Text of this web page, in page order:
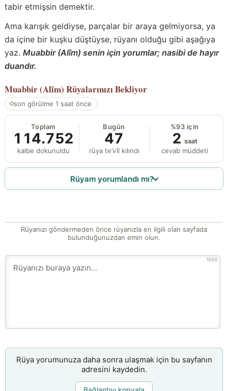
tabir etmişsin demektir.
Ama karışık geldiyse, parçalar bir araya gelmiyorsa, ya
da içine bir kuşku düştüyse, rüyanı olduğu gibi aşağıya
yaz. Muabbir (Alîm) senin için yorumlar; nasibi de hayır
duandır.
Muabbir (Alîm) Rüyalarınızı Bekliyor
son görülme 1 saat önce
Toplam
114.752
kalbe dokunuldu
Bugün
47
rüya te’vîl kılındı
%93 için
2 saat
cevab müddeti
Rüyam yorumlandı mı?
Rüyanızı göndermeden önce rüyanızla en ilgili olan sayfada
bulunduğunuzdan emin olun.
1000
Rüya yorumunuza daha sonra ulaşmak için bu sayfanın
adresini kaydedin.